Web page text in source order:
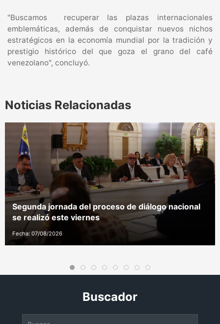
"Buscamos recuperar las plazas internacionales
emblemáticas, además de conquistar nuevos nichos
estratégicos en la economía mundial por la tradición y
prestigio histórico del que goza el grano del café
venezolano", concluyó.
Noticias Relacionadas
Segunda jornada del proceso de diálogo nacional
se realizó este viernes
Fecha: 07/08/2026
Buscador